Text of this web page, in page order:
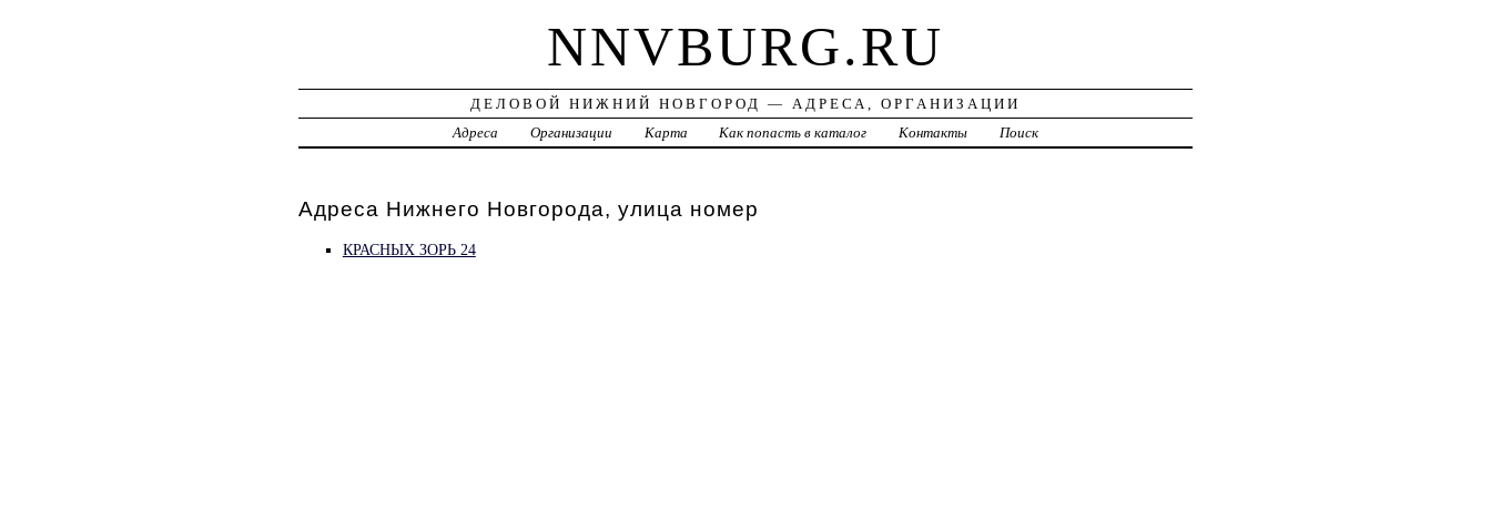
NNVBURG.RU
ДЕЛОВОЙ НИЖНИЙ НОВГОРОД — АДРЕСА, ОРГАНИЗАЦИИ
Адреса
Организации Карта Как попасть в каталог Контакты Поиск
Адреса Нижнего Новгорода, улица номер
КРАСНЫХ ЗОРЬ 24